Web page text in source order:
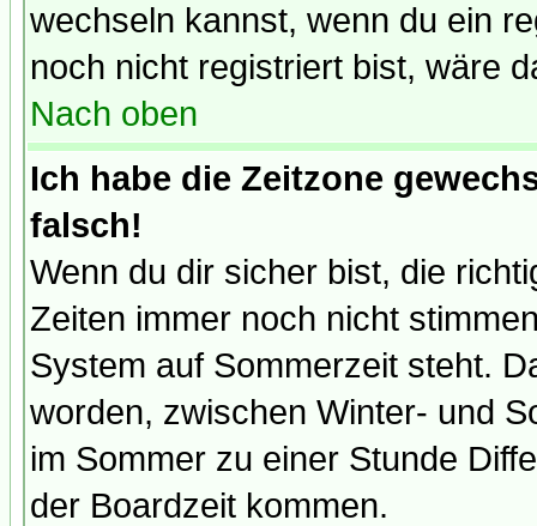
wechseln kannst, wenn du ein
noch nicht registriert bist, wäre
Nach oben
Ich habe die Zeitzone
falsch!
Wenn du dir sicher bist, die
Zeiten immer noch nicht
System auf Sommerzeit steht.
worden, zwischen Winter- und
im Sommer zu einer Stunde
der Boardzeit kommen.